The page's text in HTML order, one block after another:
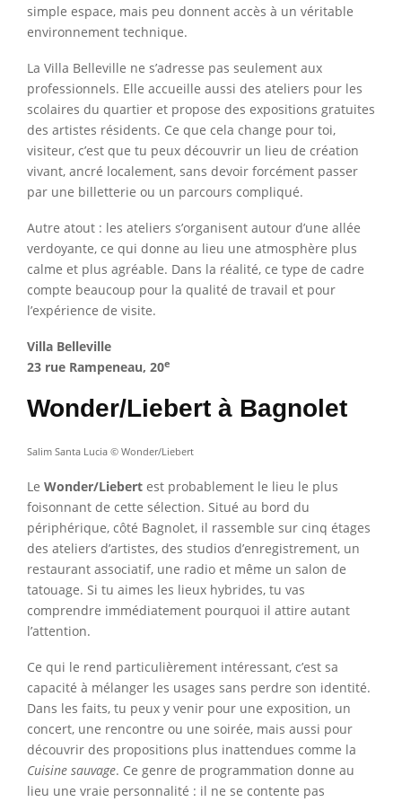
simple espace, mais peu donnent accès à un véritable
environnement technique.
La Villa Belleville ne s’adresse pas seulement aux
professionnels. Elle accueille aussi des ateliers pour les
scolaires du quartier et propose des expositions gratuites
des artistes résidents. Ce que cela change pour toi,
visiteur, c’est que tu peux découvrir un lieu de création
vivant, ancré localement, sans devoir forcément passer
par une billetterie ou un parcours compliqué.
Autre atout : les ateliers s’organisent autour d’une allée
verdoyante, ce qui donne au lieu une atmosphère plus
calme et plus agréable. Dans la réalité, ce type de cadre
compte beaucoup pour la qualité de travail et pour
l’expérience de visite.
Villa Belleville
23 rue Rampeneau, 20e
Wonder/Liebert à Bagnolet
Salim Santa Lucia © Wonder/Liebert
Le Wonder/Liebert est probablement le lieu le plus
foisonnant de cette sélection. Situé au bord du
périphérique, côté Bagnolet, il rassemble sur cinq étages
des ateliers d’artistes, des studios d’enregistrement, un
restaurant associatif, une radio et même un salon de
tatouage. Si tu aimes les lieux hybrides, tu vas
comprendre immédiatement pourquoi il attire autant
l’attention.
Ce qui le rend particulièrement intéressant, c’est sa
capacité à mélanger les usages sans perdre son identité.
Dans les faits, tu peux y venir pour une exposition, un
concert, une rencontre ou une soirée, mais aussi pour
découvrir des propositions plus inattendues comme la
Cuisine sauvage. Ce genre de programmation donne au
lieu une vraie personnalité : il ne se contente pas